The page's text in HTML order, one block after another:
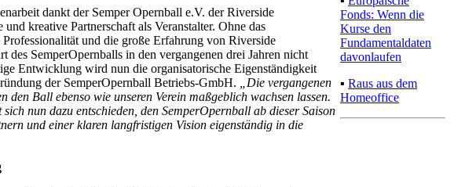
dankt der Semper Opernball e.V. der Riverside
kreative Partnerschaft als Veranstalter. Ohne das
und die große Erfahrung von Riverside
des SemperOpernballs in den vergangenen drei Jahren nicht
Entwicklung wird nun die organisatorische Eigenständigkeit
der SemperOpernball Betriebs-GmbH.
„Die vergangenen
den Ball ebenso wie unseren Verein maßgeblich wachsen lassen.
nun dazu entschieden, den SemperOpernball ab dieser Saison
und einer klaren langfristigen Vision eigenständig in die
Fonds: Wenn die
Kurse den
Fundamentaldaten
davonlaufen
▪ Raus aus dem
Homeoffice